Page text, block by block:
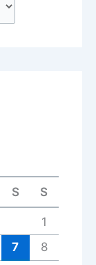
S S
1
7
8